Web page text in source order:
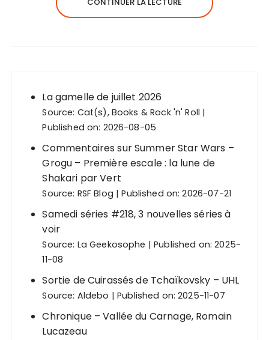
La gamelle de juillet 2026
Source: Cat(s), Books & Rock 'n' Roll
Published on: 2026-08-05
Commentaires sur Summer Star Wars –
Grogu – Première escale : la lune de
Shakari par Vert
Source: RSF Blog Published on: 2026-07-21
Samedi séries #218, 3 nouvelles séries à
voir
Source: La Geekosophe
Published on: 2025-
11-08
Sortie de Cuirassés de Tchaïkovsky – UHL
Source: Aldebo Published on: 2025-11-07
Chronique – Vallée du Carnage, Romain
Lucazeau